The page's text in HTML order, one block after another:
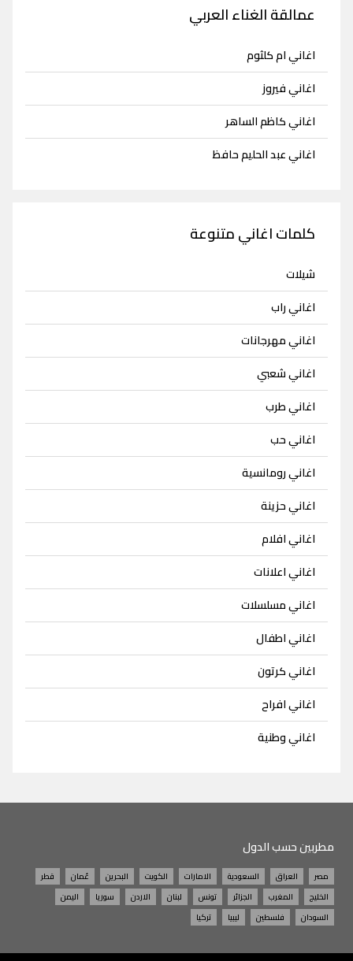
عمالقة الغناء العربي
اغاني ام كلثوم
اغاني فيروز
اغاني كاظم الساهر
اغاني عبد الحليم حافظ
كلمات اغاني متنوعة
شيلات
اغاني راب
اغاني مهرجانات
اغاني شعبي
اغاني طرب
اغاني حب
اغاني رومانسية
اغاني حزينة
اغاني افلام
اغاني اعلانات
اغاني مسلسلات
اغاني اطفال
اغاني كرتون
اغاني افراح
اغاني وطنية
مطربين حسب الدول
مصر العراق السعودية الامارات الكويت البحرين عُمان
قطر
الخليج
المغرب الجزائر تونس لبنان الاردن سوريا
اليمن
السودان
فلسطين ليبيا تركيا